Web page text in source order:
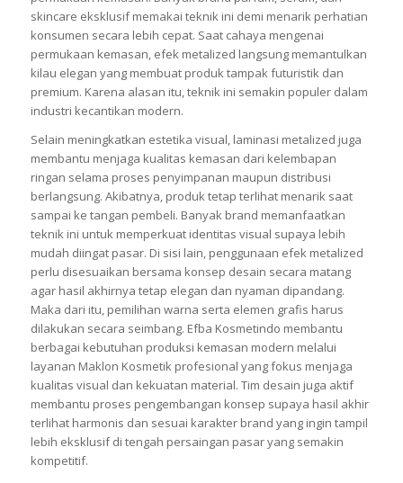
Laminasi metalized mampu menciptakan efek visual yang unik
karena menghasilkan kilauan menyerupai logam pada
permukaan kemasan. Banyak brand parfum, serum, dan
skincare eksklusif memakai teknik ini demi menarik perhatian
konsumen secara lebih cepat. Saat cahaya mengenai
permukaan kemasan, efek metalized langsung memantulkan
premium. Karena alasan itu, teknik ini semakin populer dalam
industri kecantikan modern.
Selain meningkatkan estetika visual, laminasi metalized juga
membantu menjaga kualitas kemasan dari kelembapan
ringan selama proses penyimpanan maupun distribusi
berlangsung. Akibatnya, produk tetap terlihat menarik saat
sampai ke tangan pembeli. Banyak brand memanfaatkan
teknik ini untuk memperkuat identitas visual supaya lebih
mudah diingat pasar. Di sisi lain, penggunaan efek metalized
perlu disesuaikan bersama konsep desain secara matang
agar hasil akhirnya tetap elegan dan nyaman dipandang.
Maka dari itu, pemilihan warna serta elemen grafis harus
dilakukan secara seimbang. Efba Kosmetindo membantu
berbagai kebutuhan produksi kemasan modern melalui
layanan Maklon Kosmetik profesional yang fokus menjaga
kualitas visual dan kekuatan material. Tim desain juga aktif
membantu proses pengembangan konsep supaya hasil akhir